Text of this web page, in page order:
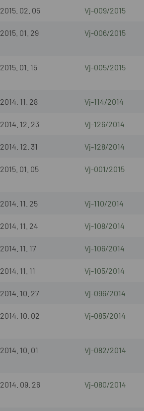
2015. 02. 05 Vj-009/2015
2015. 01. 29 Vj-006/2015
2015. 01. 15 Vj-005/2015
2014. 11. 28 Vj-114/2014
2014. 12. 23 Vj-126/2014
2014. 12. 31 Vj-128/2014
2015. 01. 05 Vj-001/2015
2014. 11. 25 Vj-110/2014
2014. 11. 24 Vj-108/2014
2014. 11. 17 Vj-106/2014
2014. 11. 11 Vj-105/2014
2014. 10. 27 Vj-096/2014
2014. 10. 02 Vj-085/2014
2014. 10. 01 Vj-082/2014
2014. 09. 26 Vj-080/2014